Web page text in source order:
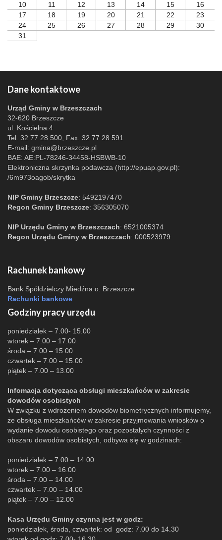
10
11 12 13 14 15
16
17
18 19 20 21 22
23
24
25 26 27 28 29
30
31
Dane kontaktowe
Urząd Gminy w Brzeszczach
32-620 Brzeszcze
ul. Kościelna 4
Tel. 32 77 28 500, Fax. 32 77 28 591
E-mail: gmina@brzeszcze.pl
BAE: AE:PL-78246-34458-HSBWB-10
Elektroniczna skrzynka podawcza (http://epuap.gov.pl):
/6m973oagob/skrytka
NIP Gminy Brzeszcze: 5492197470
Regon Gminy Brzeszcze: 356305070
NIP Urzędu Gminy w Brzeszczach: 6521005374
Regon Urzędu Gminy w Brzeszczach: 000523979
Rachunek bankowy
Bank Spółdzielczy Miedźna o. Brzeszcze
Rachunki bankowe
Godziny pracy urzędu
poniedziałek – 7.00- 15.00
wtorek – 7.00 – 17.00
środa – 7.00 – 15.00
czwartek – 7.00 – 15.00
piątek – 7.00 – 13.00
Infomacja dotycząca obsługi mieszkańców w zakresie
dowodów osobistych
W związku z wdrożeniem dowodów biometrycznych informujemy,
że obsługa mieszkańców w zakresie przyjmowania wniosków o
wydanie dowodu osobistego oraz pozostałych czynności z
obszaru dowodów osobistych, odbywa się w godzinach:
poniedziałek – 7.00 – 14.00
wtorek – 7.00 – 16.00
środa – 7.00 – 14.00
czwartek – 7.00 – 14.00
piątek – 7.00 – 12.00
Kasa Urzędu Gminy czynna jest w godz:
poniedziałek, środa, czwartek: od godz: 7.00 do 14.30